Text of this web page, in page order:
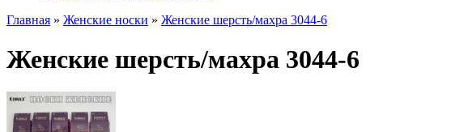
Главная » Женские носки » Женские шерсть/махра 3044-6
Женские шерсть/махра 3044-6